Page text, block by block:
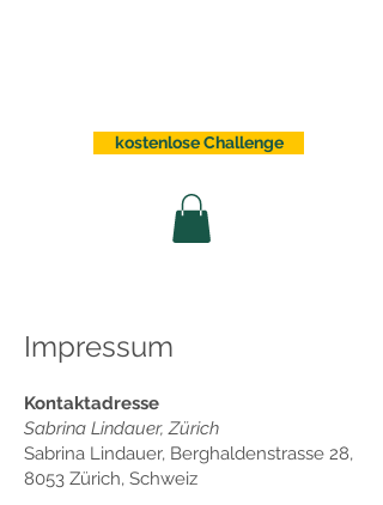
kostenlose Challenge
Impressum
Kontaktadresse
Sabrina Lindauer, Zürich
Sabrina Lindauer, Berghaldenstrasse 28,
8053 Zürich, Schweiz